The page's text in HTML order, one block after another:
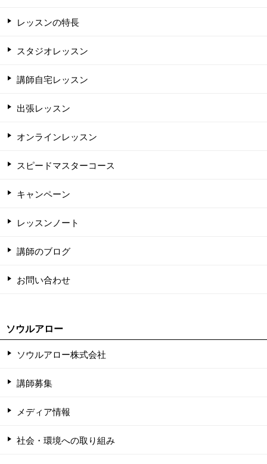
レッスンの特長
スタジオレッスン
講師自宅レッスン
出張レッスン
オンラインレッスン
スピードマスターコース
キャンペーン
レッスンノート
講師のブログ
お問い合わせ
ソウルアロー
ソウルアロー株式会社
講師募集
メディア情報
社会・環境への取り組み